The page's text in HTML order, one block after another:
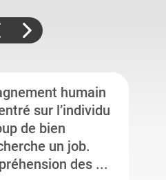
humain
sur l’individu
de bien
un job.
des ...